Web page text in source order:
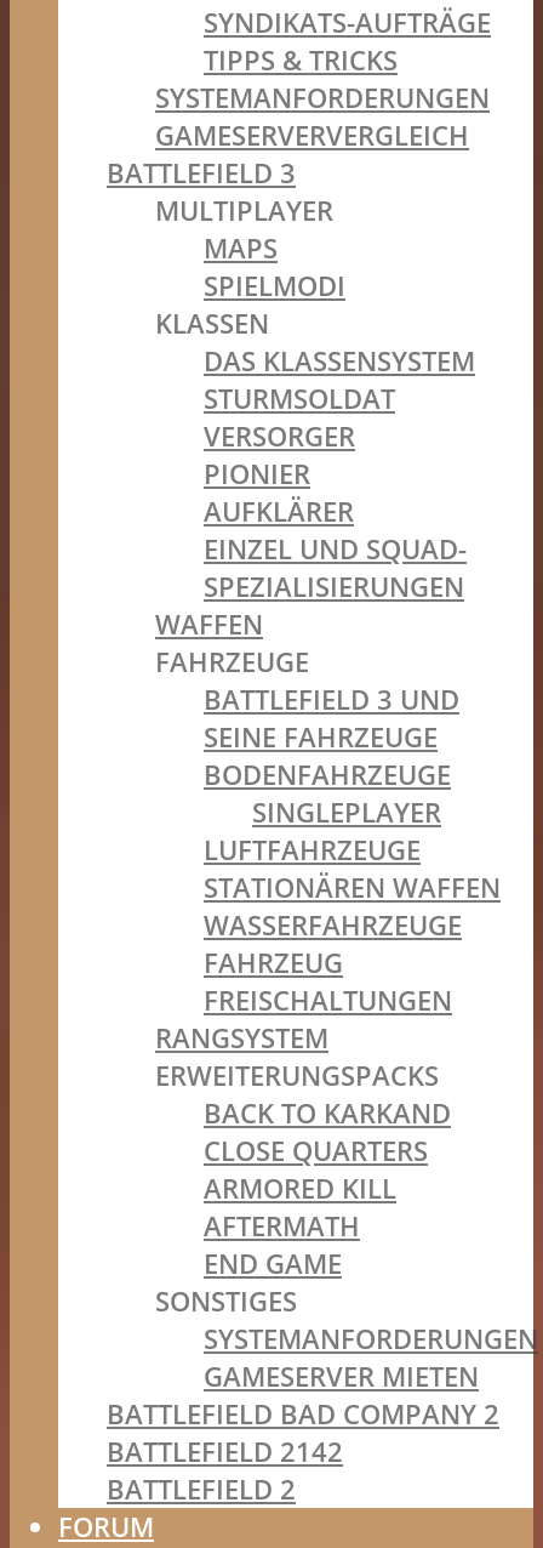
SYNDIKATS-AUFTRÄGE
TIPPS & TRICKS
SYSTEMANFORDERUNGEN
GAMESERVERVERGLEICH
BATTLEFIELD 3
MULTIPLAYER
MAPS
SPIELMODI
KLASSEN
DAS KLASSENSYSTEM
STURMSOLDAT
VERSORGER
PIONIER
AUFKLÄRER
EINZEL UND SQUAD-
SPEZIALISIERUNGEN
WAFFEN
FAHRZEUGE
BATTLEFIELD 3 UND
SEINE FAHRZEUGE
BODENFAHRZEUGE
SINGLEPLAYER
LUFTFAHRZEUGE
STATIONÄREN WAFFEN
WASSERFAHRZEUGE
FAHRZEUG
FREISCHALTUNGEN
RANGSYSTEM
ERWEITERUNGSPACKS
BACK TO KARKAND
CLOSE QUARTERS
ARMORED KILL
AFTERMATH
END GAME
SONSTIGES
SYSTEMANFORDERUNGEN
GAMESERVER MIETEN
BATTLEFIELD BAD COMPANY 2
BATTLEFIELD 2142
BATTLEFIELD 2
FORUM